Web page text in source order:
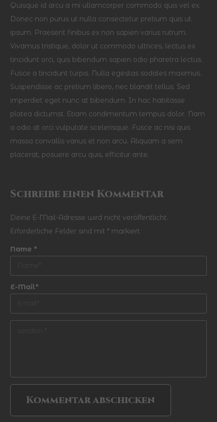
Quisque id arcu a mi ullamcorper commodo quis vel ex.
Donec non purus ut nulla consectetur pretium quis ut
ipsum. Praesent finibus ex non sapien varius rutrum.
Vivamus tristique, dolor ut commodo ultrices, lectus ex
tincidunt orci, quis bibendum sapien odio pharetra lectus.
Fusce a tincidunt turpis. Nulla egestas sodales maximus.
Suspendisse ac pretium libero, nec blandit tellus. Sed
imperdiet eget nunc at bibendum. In hac habitasse
platea dictumst. Etiam condimentum tempus dolor. Nam
a odio at orci vulputate scelerisque. Fusce ac nisi quis
massa convallis varius et non arcu. Aliquam a sem
placerat, posuere arcu quis, efficitur ante.
Schreibe einen Kommentar
Deine E-Mail-Adresse wird nicht veröffentlicht.
Erforderliche Felder sind mit * markiert
Name *
E-Mail*